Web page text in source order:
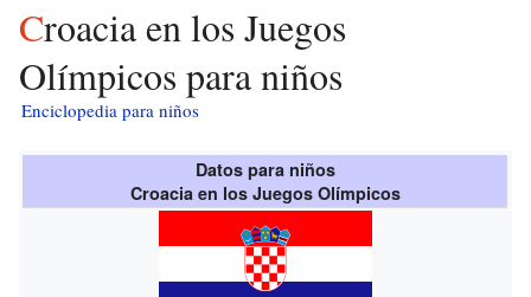
Croacia en los Juegos
Olímpicos para niños
Enciclopedia para niños
Datos para niños
Croacia en los Juegos Olímpicos